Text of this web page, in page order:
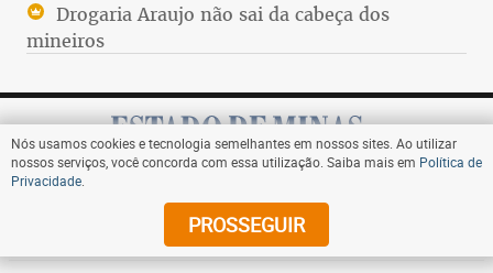
Drogaria Araujo não sai da cabeça dos
mineiros
Assine
Nós usamos cookies e tecnologia semelhantes em nossos sites. Ao utilizar
nossos serviços, você concorda com essa utilização. Saiba mais em Política de
Privacidade
PROSSEGUIR